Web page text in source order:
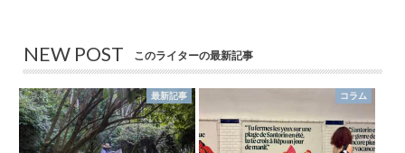
NEW POST このライターの最新記事
最新記事 コラム